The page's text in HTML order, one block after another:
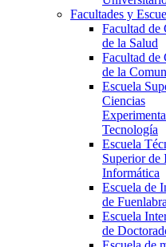
Facultades y
Facultad de
de la Salud
Facultad de
de la
Escuela
Ciencias
Tecnología
Escuela
Superior de
Informática
Escuela de
de
Escuela
de